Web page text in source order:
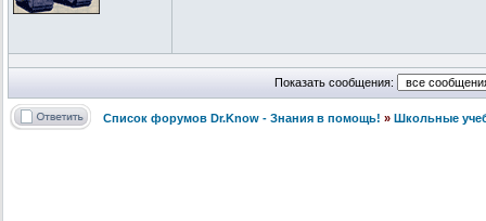
Показать сообщения:
Список форумов Dr.Know - Знания в помощь! » Школьные